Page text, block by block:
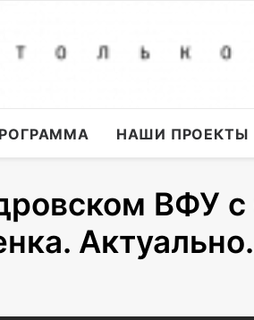
НАШИ ПРОЕКТЫ
ВФУ с